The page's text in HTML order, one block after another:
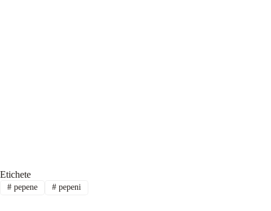
Etichete
#pepene #pepeni